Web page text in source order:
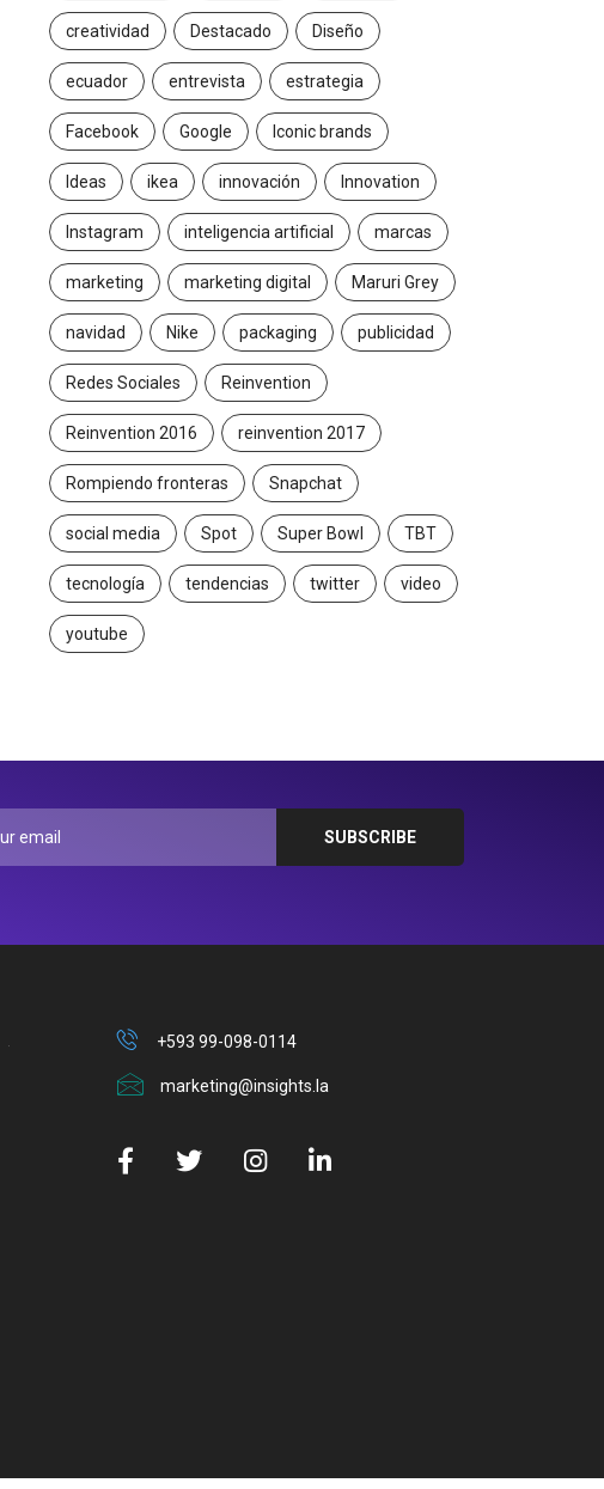
creatividad Destacado Diseño
ecuador entrevista estrategia
Facebook Google Iconic brands
Ideas ikea innovación Innovation
Instagram inteligencia artificial marcas
marketing marketing digital Maruri Grey
navidad Nike packaging publicidad
Redes Sociales Reinvention
Reinvention 2016 reinvention 2017
Rompiendo fronteras Snapchat
social media Spot Super Bowl TBT
tecnología tendencias twitter video
youtube
+593 99-098-0114
marketing@insights.la